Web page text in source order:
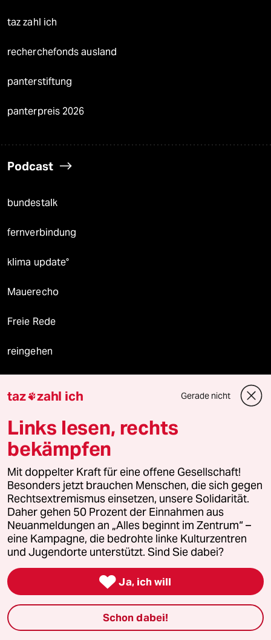
taz zahl ich
recherchefonds ausland
panterstiftung
panterpreis 2026
Podcast
bundestalk
fernverbindung
klima update°
Mauerecho
Freie Rede
reingehen
Newsletter
team zukunft
taz frisch
taz zahl ich
taz lab Infobrief
Veranstaltungen
Demnächst
taz zahl ich Gerade nicht
Links lesen, rechts
bekämpfen
Mit doppelter Kraft für eine offene Gesellschaft!
Besonders jetzt brauchen Menschen, die sich gegen
Rechtsextremismus einsetzen, unsere Solidarität.
Daher gehen 50 Prozent der Einnahmen aus
Neuanmeldungen an „Alles beginnt im Zentrum“ –
eine Kampagne, die bedrohte linke Kulturzentren
und Jugendorte unterstützt. Sind Sie dabei?
 Ja, ich will
Schon dabei!